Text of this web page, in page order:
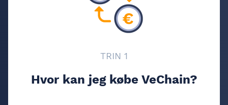
TRIN 1
Hvor kan jeg købe VeChain?